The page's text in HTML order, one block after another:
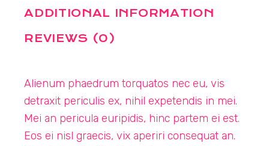
ADDITIONAL INFORMATION
REVIEWS (0)
Alienum phaedrum torquatos nec eu, vis
detraxit periculis ex, nihil expetendis in mei.
Mei an pericula euripidis, hinc partem ei est.
Eos ei nisl graecis, vix aperiri consequat an.